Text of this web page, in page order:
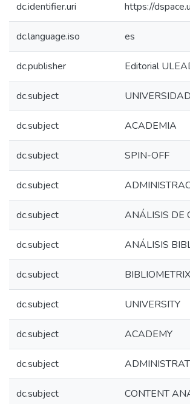
dc.identifier.uri https://
dc.language.iso es
dc.publisher Editorial
dc.subject UNIVERSIDAD
dc.subject ACADEMIA
dc.subject SPIN-OFF
dc.subject
dc.subject ANÁLISIS DE
dc.subject ANÁLISIS
dc.subject BIBLIOMETRIX
dc.subject UNIVERSITY
dc.subject ACADEMY
dc.subject
dc.subject CONTENT